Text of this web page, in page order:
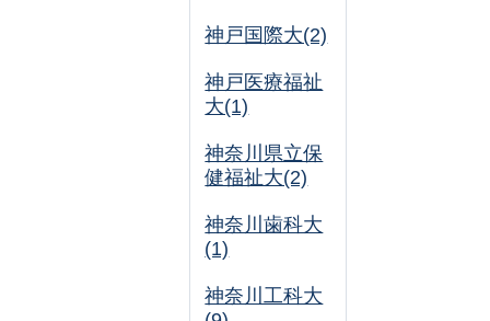
神戸国際大(2)
神戸医療福祉
大(1)
神奈川県立保
健福祉大(2)
神奈川歯科大
(1)
神奈川工科大